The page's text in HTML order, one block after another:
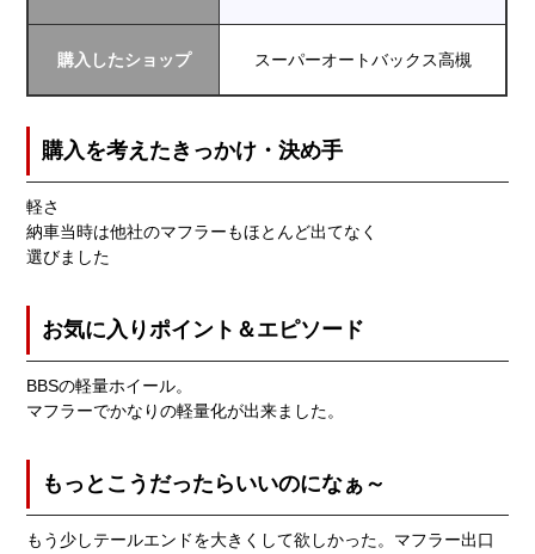
購入したショップ スーパーオートバックス高槻
購入を考えたきっかけ・決め手
軽さ
納車当時は他社のマフラーもほとんど出てなく
選びました
お気に入りポイント＆エピソード
BBSの軽量ホイール。
マフラーでかなりの軽量化が出来ました。
もっとこうだったらいいのになぁ～
もう少しテールエンドを大きくして欲しかった。マフラー出口